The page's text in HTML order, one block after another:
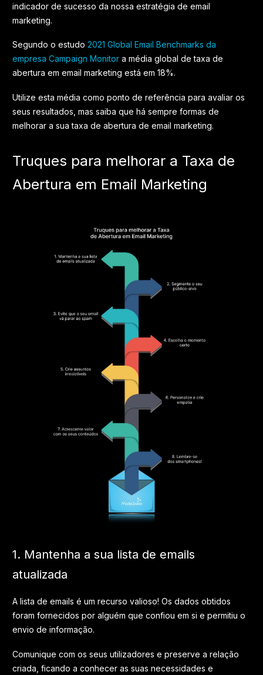
indicador de sucesso da nossa estratégia de email
marketing.
Segundo o estudo 2021 Global Email Benchmarks da
empresa Campaign Monitor a média global de taxa de
abertura em email marketing está em 18%.
Utilize esta média como ponto de referência para avaliar os
seus resultados, mas saiba que há sempre formas de
melhorar a sua taxa de abertura de email marketing.
Truques para melhorar a Taxa de
Abertura em Email Marketing
1. Mantenha a sua lista de emails
atualizada
A lista de emails é um recurso valioso! Os dados obtidos
foram fornecidos por alguém que confiou em si e permitiu o
envio de informação.
Comunique com os seus utilizadores e preserve a relação
criada, ficando a conhecer as suas necessidades e